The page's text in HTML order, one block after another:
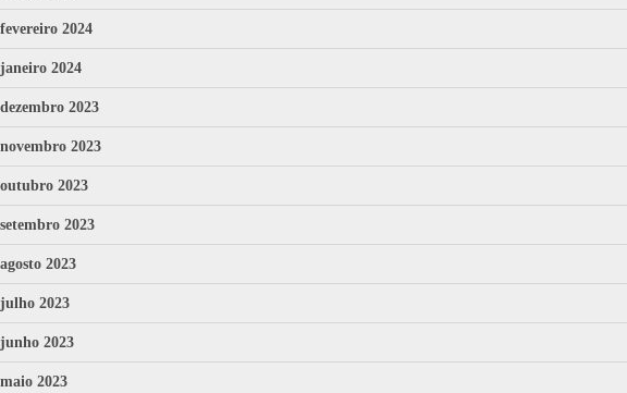
fevereiro 2024
janeiro 2024
dezembro 2023
novembro 2023
outubro 2023
setembro 2023
agosto 2023
julho 2023
junho 2023
maio 2023